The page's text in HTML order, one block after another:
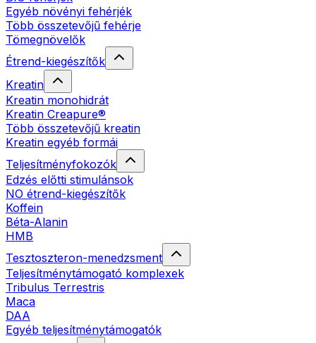
Egyéb növényi fehérjék
Több összetevőjű fehérje
Tömegnövelők
Étrend-kiegészítők
Kreatin
Kreatin monohidrát
Kreatin Creapure®
Több összetevőjű kreatin
Kreatin egyéb formái
Teljesítményfokozók
Edzés előtti stimulánsok
NO étrend-kiegészítők
Koffein
Béta-Alanin
HMB
Tesztoszteron-menedzsment
Teljesítménytámogató komplexek
Tribulus Terrestris
Maca
DAA
Egyéb teljesítménytámogatók